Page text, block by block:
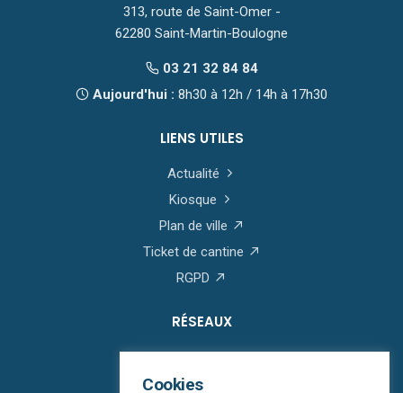
313, route de Saint-Omer -
62280 Saint-Martin-Boulogne
03 21 32 84 84
Aujourd'hui : 8h30 à 12h / 14h à 17h30
LIENS UTILES
Actualité
Kiosque
Plan de ville
Ticket de cantine
RGPD
RÉSEAUX
Cookies